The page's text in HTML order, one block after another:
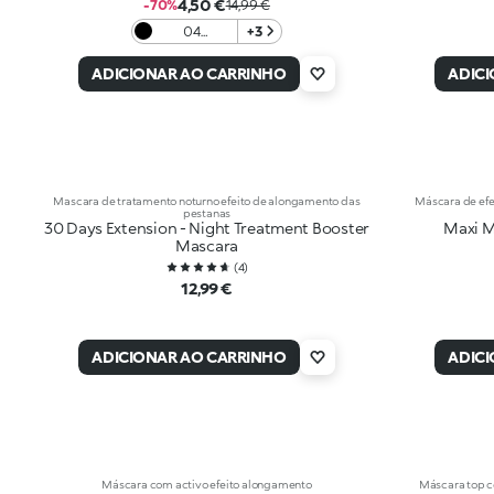
-70%4,50 €14,99 €
04
+3
ADICIONAR AO CARRINHO
Mascara de tratamento noturno efeito de alongamento das
pestanas
30 Days Extension - Night Treatment Booster
Mascara
(4)
12,99 €
ADICIONAR AO CARRINHO
Máscara de
Maxi
Máscara com activo efeito alongamento Máscara top